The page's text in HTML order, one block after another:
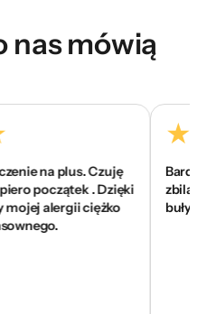
nas mówią
na plus. Czuję
początek . Dzięki
alergii ciężko
Bardzo
buły,